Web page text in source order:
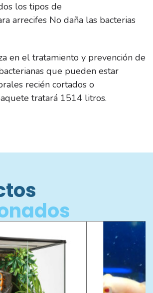
los tipos de
arrecifes No daña las bacterias
en el tratamiento y prevención de
que pueden estar
recién cortados o
tratará 1514 litros.